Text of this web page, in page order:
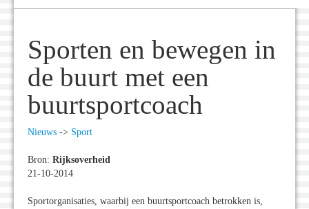
Sporten en bewegen in
de buurt met een
buurtsportcoach
Nieuws -> Sport
Bron: Rijksoverheid
21-10-2014
Sportorganisaties, waarbij een buurtsportcoach betrokken is,